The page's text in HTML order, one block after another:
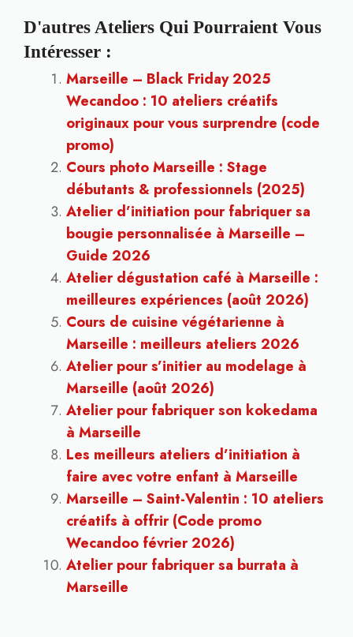
D'autres Ateliers Qui Pourraient Vous
Intéresser :
Marseille – Black Friday 2025
Wecandoo : 10 ateliers créatifs
originaux pour vous surprendre (code
promo)
Cours photo Marseille : Stage
débutants & professionnels (2025)
Atelier d’initiation pour fabriquer sa
bougie personnalisée à Marseille –
Guide 2026
Atelier dégustation café à Marseille :
meilleures expériences (août 2026)
Cours de cuisine végétarienne à
Marseille : meilleurs ateliers 2026
Atelier pour s’initier au modelage à
Marseille (août 2026)
Atelier pour fabriquer son kokedama
à Marseille
Les meilleurs ateliers d’initiation à
faire avec votre enfant à Marseille
Marseille – Saint-Valentin : 10 ateliers
créatifs à offrir (Code promo
Wecandoo février 2026)
Atelier pour fabriquer sa burrata à
Marseille